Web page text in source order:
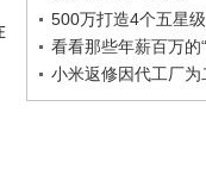
500万打造4个五星
看看那些年薪百万的
小米返修因代工厂为